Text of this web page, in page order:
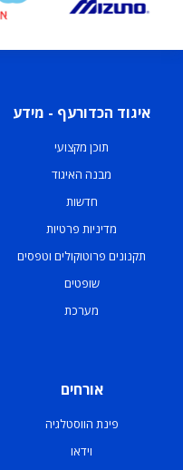
איגוד הכדורעף - מידע
תוכן מקצועי
מבנה האיגוד
חדשות
מדיניות פרטיות
תקנונים פרוטוקולים וטפסים
שופטים
מערכת
אורחים
פינת הווסטלגיה
וידאו